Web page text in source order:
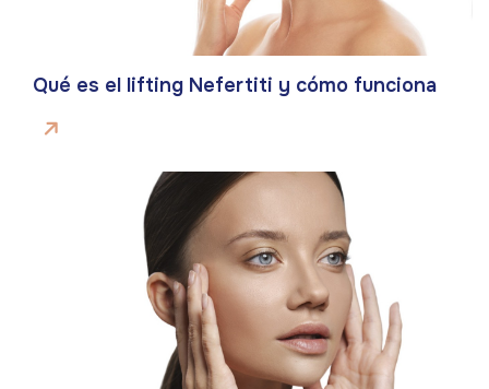
Qué es el lifting Nefertiti y cómo funciona